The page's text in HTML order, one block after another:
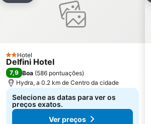
2 Estrelas
Hotel
Delfini Hotel
7,9 Boa (586 pontuações)
Hydra, a 0.2 km de Centro da cidade
Selecione as datas para ver os
preços exatos.
Ver preços